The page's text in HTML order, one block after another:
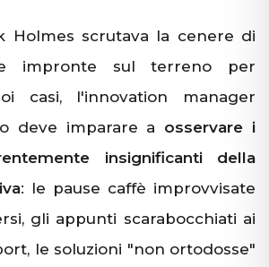
Holmes scrutava la cenere di
impronte sul terreno per
casi, l'innovation manager
deve imparare a osservare i
insignificanti della
: le pause caffè improvvisate
gli appunti scarabocchiati ai
le soluzioni "non ortodosse"